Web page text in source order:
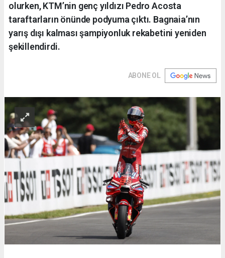
olurken, KTM’nin genç yıldızı Pedro Acosta
taraftarların önünde podyuma çıktı. Bagnaia’nın
yarış dışı kalması şampiyonluk rekabetini yeniden
şekillendirdi.
ABONE OL